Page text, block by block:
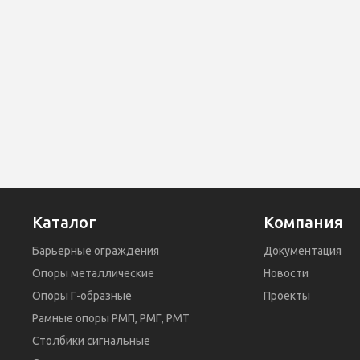
Каталог
Барьерные ограждения
Опоры металлические
Опоры Г-образные
Рамные опоры РМП, РМГ, РМТ
Столбики сигнальные
Компания
Документация
Новости
Проекты